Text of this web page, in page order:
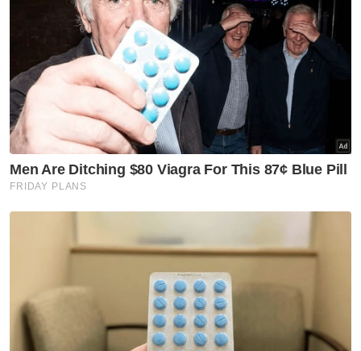
partisipasi yang baik untuk pembentukan
dasar yang bermanfaat kepada rakyat,"
katanya.
Terdahulu, Sultan Ibrahim menzahirkan
peringatan, nasihat dan pandangan dalam